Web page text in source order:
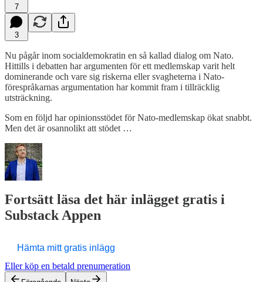
7
3
Nu pågår inom socialdemokratin en så kallad dialog om Nato.
Hittills i debatten har argumenten för ett medlemskap varit helt
dominerande och vare sig riskerna eller svagheterna i Nato-
förespråkarnas argumentation har kommit fram i tillräcklig
utsträckning.
Som en följd har opinionsstödet för Nato-medlemskap ökat snabbt.
Men det är osannolikt att stödet …
Fortsätt läsa det här inlägget gratis i
Substack Appen
Hämta mitt gratis inlägg
Eller köp en betald prenumeration